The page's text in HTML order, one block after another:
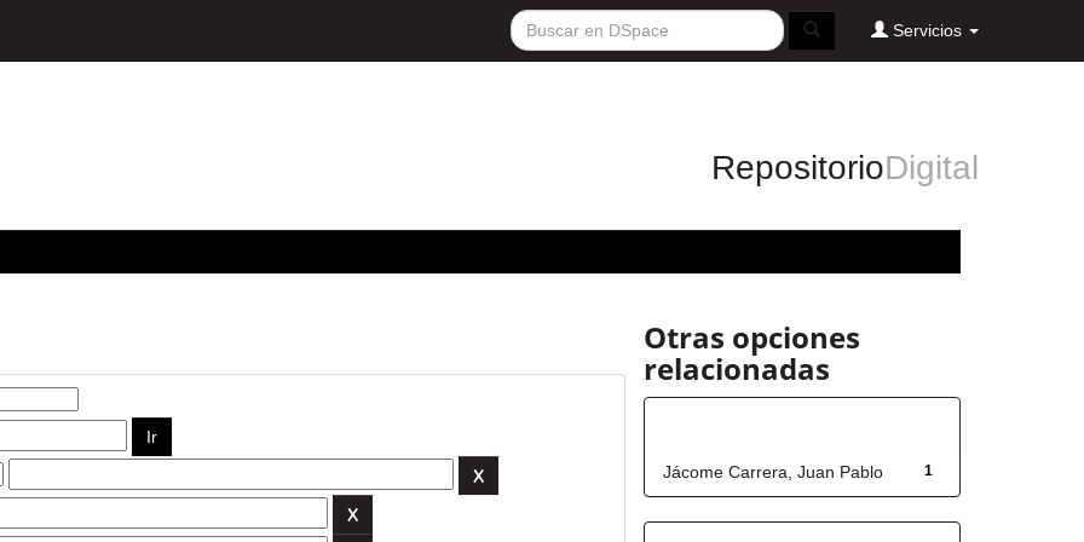
Servicios
RepositorioDigital
Otras opciones
relacionadas
1
Jácome Carrera, Juan Pablo